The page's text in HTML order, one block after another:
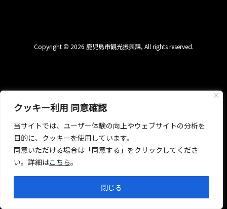
クッキー利用 同意確認
当サイトでは、ユーザー体験の向上やウェブサイトの分析を
目的に、クッキーを使用しています。
同意いただける場合は「同意する」をクリックしてくださ
い。詳細はこちら。
閉じる
Copyright © 2026 鹿児島市観光振興課, All rights reserved.